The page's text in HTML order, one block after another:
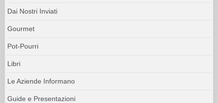
Dai Nostri Inviati
Gourmet
Pot-Pourri
Libri
Le Aziende Informano
Guide e Presentazioni